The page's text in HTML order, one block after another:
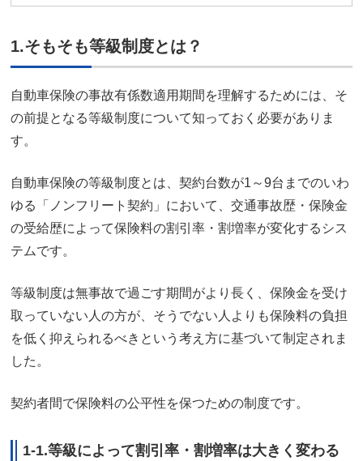
1.そもそも等級制度とは？
自動車保険の事故有係数適用期間を理解するためには、そ
の前提となる等級制度について知っておく必要がありま
す。
自動車保険の等級制度とは、契約台数が1～9台までのいわ
ゆる「ノンフリート契約」において、交通事故歴・保険金
の受給歴によって保険料の割引率・割増率が変化するシス
テムです。
等級制度は無事故で過ごす期間がより長く、保険金を受け
取っていない人の方が、そうでない人よりも保険料の負担
を低く抑えられるべきという考え方に基づいて制定されま
した。
契約者間で保険料の公平性を保つための制度です。
1-1.等級によって割引率・割増率は大きく変わる